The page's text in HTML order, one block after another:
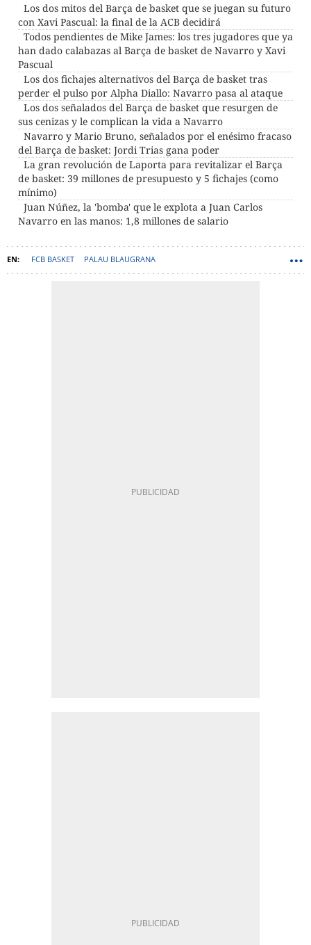
Los dos mitos del Barça de basket que se juegan su futuro
con Xavi Pascual: la final de la ACB decidirá
Todos pendientes de Mike James: los tres jugadores que ya
han dado calabazas al Barça de basket de Navarro y Xavi
Pascual
Los dos fichajes alternativos del Barça de basket tras
perder el pulso por Alpha Diallo: Navarro pasa al ataque
Los dos señalados del Barça de basket que resurgen de
sus cenizas y le complican la vida a Navarro
Navarro y Mario Bruno, señalados por el enésimo fracaso
del Barça de basket: Jordi Trias gana poder
La gran revolución de Laporta para revitalizar el Barça
de basket: 39 millones de presupuesto y 5 fichajes (como
mínimo)
Juan Núñez, la 'bomba' que le explota a Juan Carlos
Navarro en las manos: 1,8 millones de salario
FCB BASKET PALAU BLAUGRANA